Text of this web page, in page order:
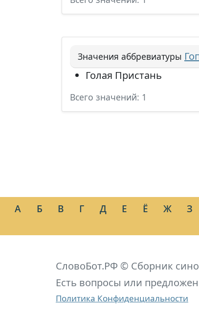
Значения аббревиатуры
Голая Пристань
Всего значений: 1
А Б В Г Д Е Ё Ж З
СловоБот.РФ © Сборник
Есть вопросы или
Политика Конфиденциальности